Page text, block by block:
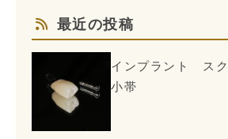
最近の投稿
インプラント ス
小帯